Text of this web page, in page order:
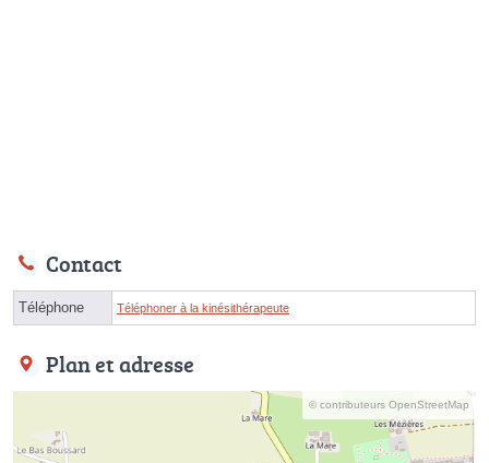
Contact
Téléphone Téléphoner à la kinésithérapeute
Plan et adresse
© contributeurs OpenStreetMap